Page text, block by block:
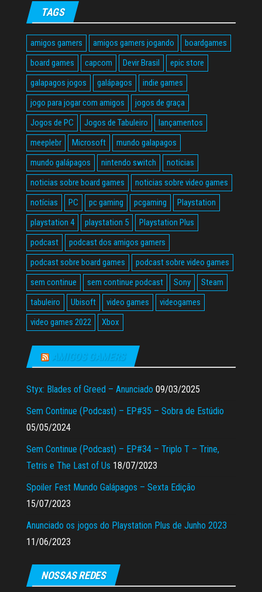
TAGS
amigos gamers amigos gamers jogando
boardgames
board games
capcom Devir Brasil
epic store
galapagos jogos
galápagos
indie games
jogo para jogar com amigos
jogos de graça
Jogos de PC
Jogos de Tabuleiro
lançamentos
meeplebr
Microsoft
mundo galapagos
mundo galápagos
nintendo switch
noticias
noticias sobre board games
noticias sobre video games
notícias
PC pc gaming pcgaming
Playstation
playstation 4
playstation 5
Playstation Plus
podcast
podcast dos amigos gamers
podcast sobre board games
podcast sobre video games
sem continue
sem continue podcast Sony
Steam
tabuleiro
Ubisoft video games
videogames
video games 2022
Xbox
AMIGOS GAMERS
Styx: Blades of Greed – Anunciado 09/03/2025
Sem Continue (Podcast) – EP#35 – Sobra de Estúdio
05/05/2024
Sem Continue (Podcast) – EP#34 – Triplo T – Trine,
Tetris e The Last of Us 18/07/2023
Spoiler Fest Mundo Galápagos – Sexta Edição
15/07/2023
Anunciado os jogos do Playstation Plus de Junho 2023
11/06/2023
NOSSAS REDES